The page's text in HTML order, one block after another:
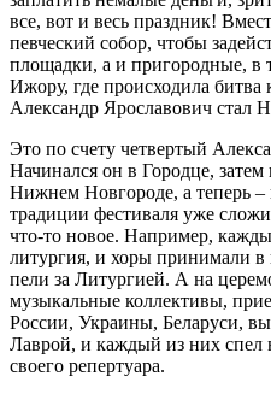
все, вот и весь праздник!
певческий собор, чтобы
площадки, а и пригородные, в
Ижору, где происходила
Александр Ярославович стал
Это по счету четвертый
Начинался он в Городце,
Нижнем Новгороде, а теперь –
традиции фестиваля уже
что-то новое. Например,
литургия, и хоры принимали в
пели за Литургией. А на
музыкальные коллективы,
России, Украины, Беларуси,
Лаврой, и каждый из них спел
своего репертуара.